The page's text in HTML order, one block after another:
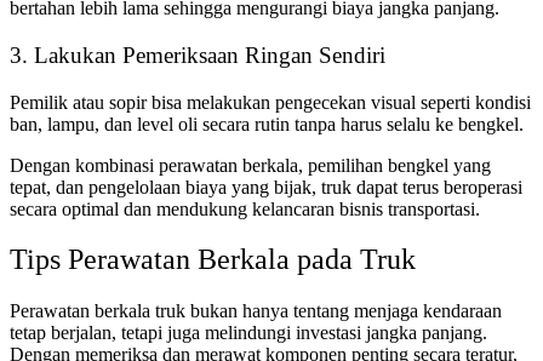
bertahan lebih lama sehingga mengurangi biaya jangka panjang.
3. Lakukan Pemeriksaan Ringan Sendiri
Pemilik atau sopir bisa melakukan pengecekan visual seperti kondisi
ban, lampu, dan level oli secara rutin tanpa harus selalu ke bengkel.
Dengan kombinasi perawatan berkala, pemilihan bengkel yang
tepat, dan pengelolaan biaya yang bijak, truk dapat terus beroperasi
secara optimal dan mendukung kelancaran bisnis transportasi.
Tips Perawatan Berkala pada Truk
Perawatan berkala truk bukan hanya tentang menjaga kendaraan
tetap berjalan, tetapi juga melindungi investasi jangka panjang.
Dengan memeriksa dan merawat komponen penting secara teratur,